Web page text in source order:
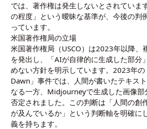
では、著作権は発生しないとされていま
の程度」という曖昧な基準が、今後の判
っています。
米国著作権局の立場
米国著作権局（USCO）は2023年以降、
を発出し、「AIが自律的に生成した部分
めない方針を明示しています。2023年
Dawn」事件では、人間が書いたテキス
なる一方、Midjourneyで生成した画像部
否定されました。この判断は「人間の創
が及んでいるか」という判断軸を明確に
義を持ちます。